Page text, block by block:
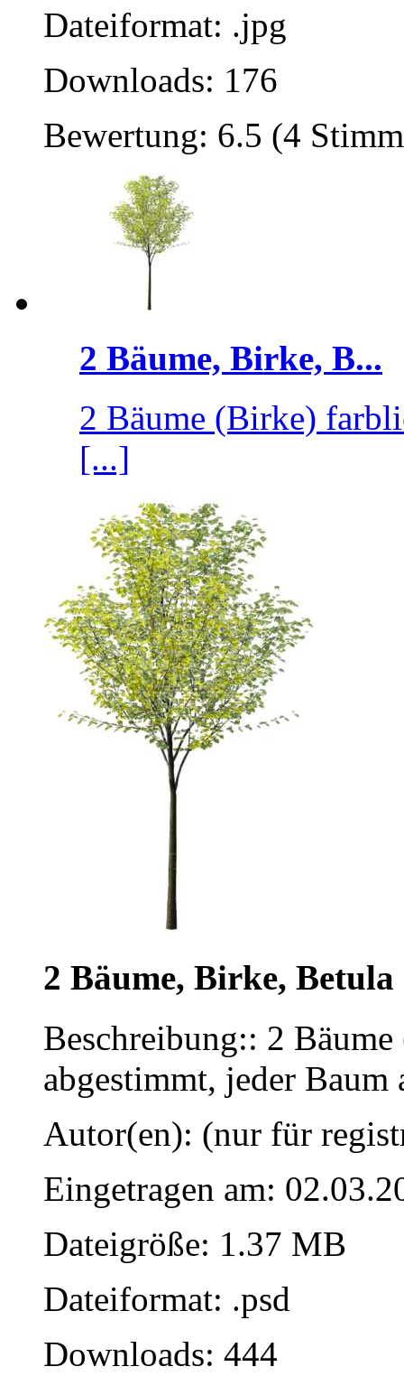
Dateiformat: .jpg
Downloads: 176
Bewertung: 6.5 (4
2 Bäume, Birke, B...
2 Bäume (Birke)
[...]
2 Bäume, Birke, Betula
Beschreibung:: 2
abgestimmt, jeder Baum
Autor(en): (nur für
Eingetragen am:
Dateigröße: 1.37 MB
Dateiformat: .psd
Downloads: 444